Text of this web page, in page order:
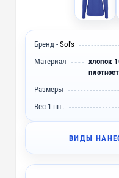
Бренд -Sol's
Материал
хлопок
Размеры
Вес 1 шт.
ВИДЫ
I2 - Вышивка (10